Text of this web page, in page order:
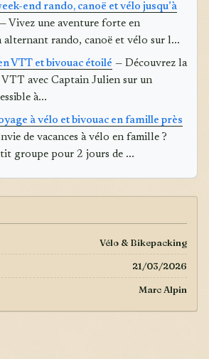
end rando, canoë et vélo jusqu’à
— Vivez une aventure forte en
alternant rando, canoë et vélo sur l...
VTT et bivouac étoilé — Découvrez la
VTT avec Captain Julien sur un
à...
à vélo et bivouac en famille près
de vacances à vélo en famille ?
groupe pour 2 jours de ...
Vélo & Bikepacking
21/03/2026
Marc Alpin